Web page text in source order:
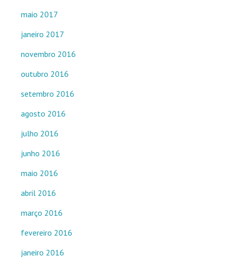
maio 2017
janeiro 2017
novembro 2016
outubro 2016
setembro 2016
agosto 2016
julho 2016
junho 2016
maio 2016
abril 2016
março 2016
fevereiro 2016
janeiro 2016